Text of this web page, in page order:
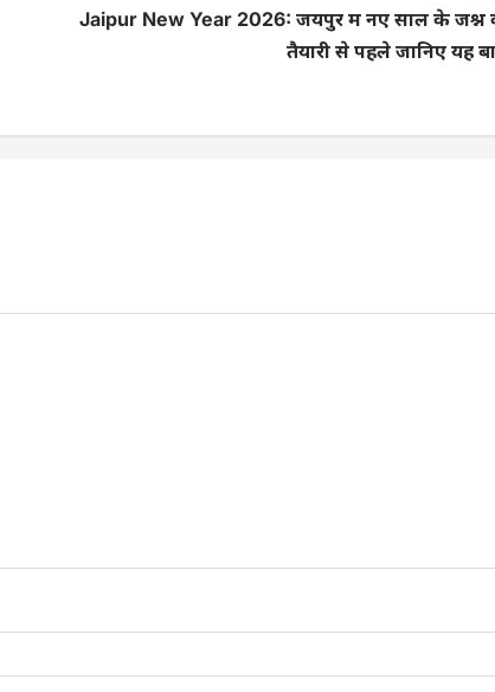
Jaipur New Year 2026: जयपुर में नए साल के जश्न
तैयारी से पहले जानिए यह